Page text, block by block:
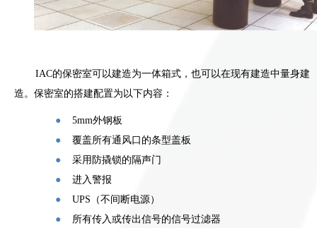
室，需要采用房中房的嵌套结构，以达到房间内外
80dB的降噪量。
IAC的保密室可以建造为一体箱式，也可以在现有建造中量身建
造。保密室的搭建配置为以下内容：
● 5mm外钢板
● 覆盖所有通风口的条型盖板
● 采用防撬锁的隔声门
● 进入警报
● UPS（不间断电源）
● 所有传入或传出信号的信号过滤器